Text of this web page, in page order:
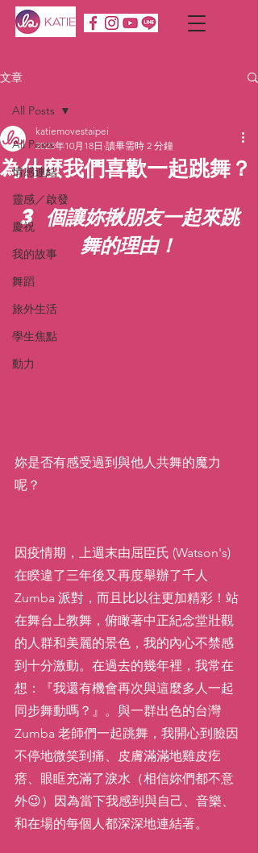
文章
All Posts
情感連結
靈感／啟發
慶祝
我的故事
舞蹈
旅外生活
學生焦點
動力
All Posts
為什麼我們喜歡一起跳舞？
katiemovestaipei
2023年10月18日 讀畢需時 2 分鐘
3 個讓妳揪朋友一起來跳
舞的理由！
妳是否有感受過到與他人共舞的魔力
呢？
因疫情期，上週末由屈臣氏 (Watson's)
在睽違了三年後又再度舉辦了千人
Zumba 派對，而且比以往更加精彩！站
在舞台上教舞，俯瞰著中正紀念堂壯觀
的人群和美麗的景色，我的內心不禁感
到十分激動。在過去的幾年裡，我常在
想：『我還有機會再次與這麼多人一起
同步舞動嗎？』。與一群出色的台灣
Zumba 老師們一起跳舞，我開心到臉因
不停地微笑到痛、皮膚滿滿地雞皮疙
瘩、眼眶充滿了淚水（相信妳們都不意
外😉）因為當下我感到與自己、音樂、
和在場的每個人都深深地連結著。